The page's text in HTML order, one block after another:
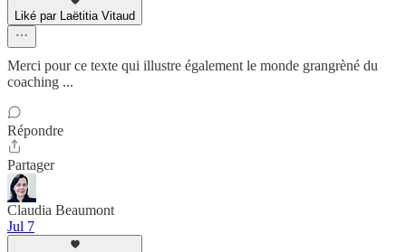
Liké par Laëtitia Vitaud
Merci pour ce texte qui illustre également le monde grangrèné du
coaching ...
Répondre
Partager
Claudia Beaumont
Jul 7